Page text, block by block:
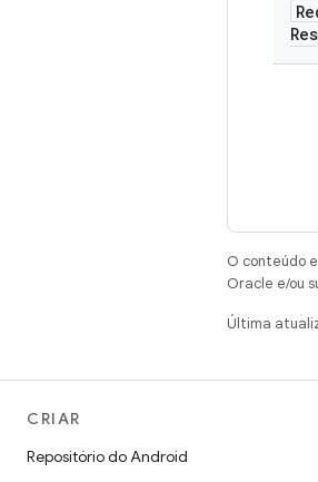
O conteúdo
Oracle e/ou
Última
CRIAR
Repositório do Android